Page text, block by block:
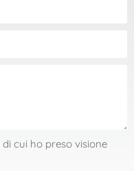
di cui ho preso visione